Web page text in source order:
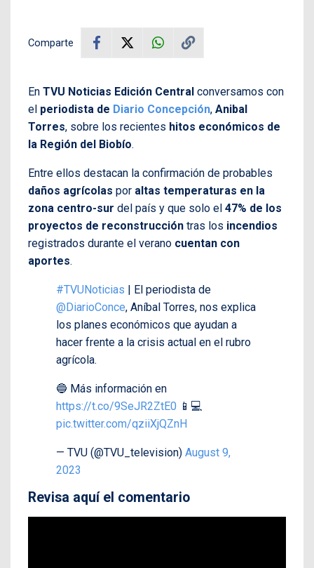
Comparte
En TVU Noticias Edición Central conversamos con
el periodista de Diario Concepción, Anibal
Torres, sobre los recientes hitos económicos de
la Región del Biobío.
Entre ellos destacan la confirmación de probables
daños agrícolas por altas temperaturas en la
zona centro-sur del país y que solo el 47% de los
proyectos de reconstrucción tras los incendios
registrados durante el verano cuentan con
aportes.
#TVUNoticias | El periodista de
@DiarioConce, Aníbal Torres, nos explica
los planes económicos que ayudan a
hacer frente a la crisis actual en el rubro
agrícola.
🔵 Más información en
https://t.co/9SeJR2ZtE0 📱💻
pic.twitter.com/qziiXjQZnH
— TVU (@TVU_television) August 9,
2023
Revisa aquí el comentario